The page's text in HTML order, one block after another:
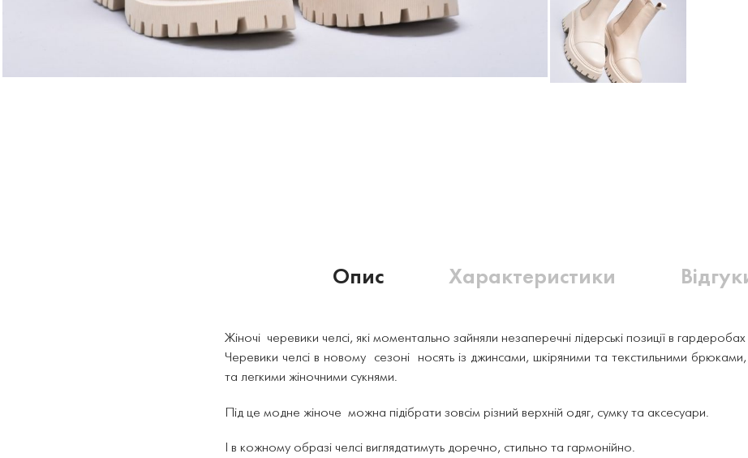
Опис Характеристики
Жіночі черевики челсі, які моментально зайняли незаперечні лідерські позиції в
Черевики челсі в новому сезоні носять із джинсами, шкіряними та текстильними
та легкими жіночними сукнями.
Під це модне жіноче можна підібрати зовсім різний верхній одяг, сумку та аксесуари.
І в кожному образі челсі виглядатимуть доречно, стильно та гармонійно.